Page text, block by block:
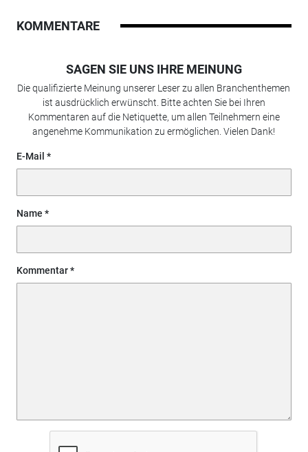
KOMMENTARE
SAGEN SIE UNS IHRE MEINUNG
Die qualifizierte Meinung unserer Leser zu allen Branchenthemen
ist ausdrücklich erwünscht. Bitte achten Sie bei Ihren
Kommentaren auf die Netiquette, um allen Teilnehmern eine
angenehme Kommunikation zu ermöglichen. Vielen Dank!
E-Mail
Name
Kommentar